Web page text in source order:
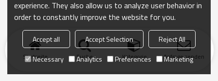
Startseite Suche Kategorie Anfrage senden
experience. They also allow us to analyze user behavior in
order to constantly improve the website for you.
Accept all Accept Selection
Reject All
Necessary
Analytics Preferences Marketing